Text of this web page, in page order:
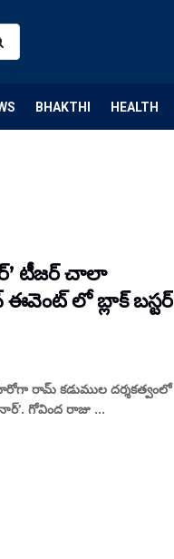
BHAKTHI HEALTH
టీజర్ చాలా
ఈవెంట్ లో బ్లాక్ బస్టర్
రామ్ కడుముల దర్శకత్వంలో
గోవింద రాజు ...